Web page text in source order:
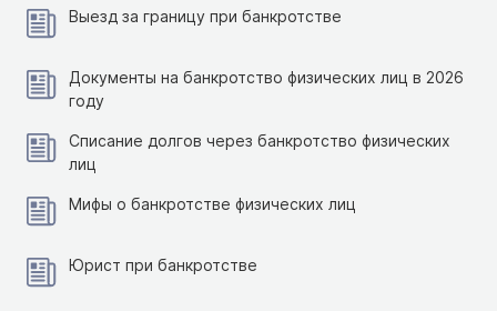
Выезд за границу при банкротстве
Документы на банкротство физических лиц в 2026
году
Списание долгов через банкротство физических
лиц
Мифы о банкротстве физических лиц
Юрист при банкротстве